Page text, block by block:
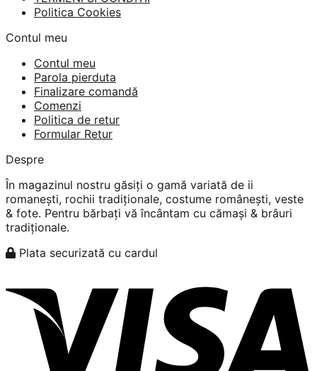
Politica Cookies
Contul meu
Contul meu
Parola pierduta
Finalizare comandă
Comenzi
Politica de retur
Formular Retur
Despre
În magazinul nostru găsiți o gamă variată de ii
romanești, rochii tradiționale, costume românești, veste
& fote. Pentru bărbați vă încântam cu cămași & brâuri
tradiționale.
Plata securizată cu cardul